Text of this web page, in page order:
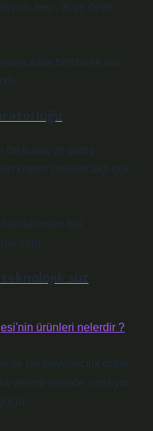
keçi, at ve deve
benzerlik var
de kurak ve geniş
koyun yetiştiriciliği çok
liderlerinden biri
yapı.
teknolojik süt
ürünleri nelerdir ?
ise hayvancılık daha
verimli şekilde yapılıyor.